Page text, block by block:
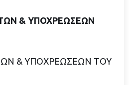
& ΥΠΟΧΡΕΩΣΕΩΝ
& ΥΠΟΧΡΕΩΣΕΩΝ ΤΟΥ